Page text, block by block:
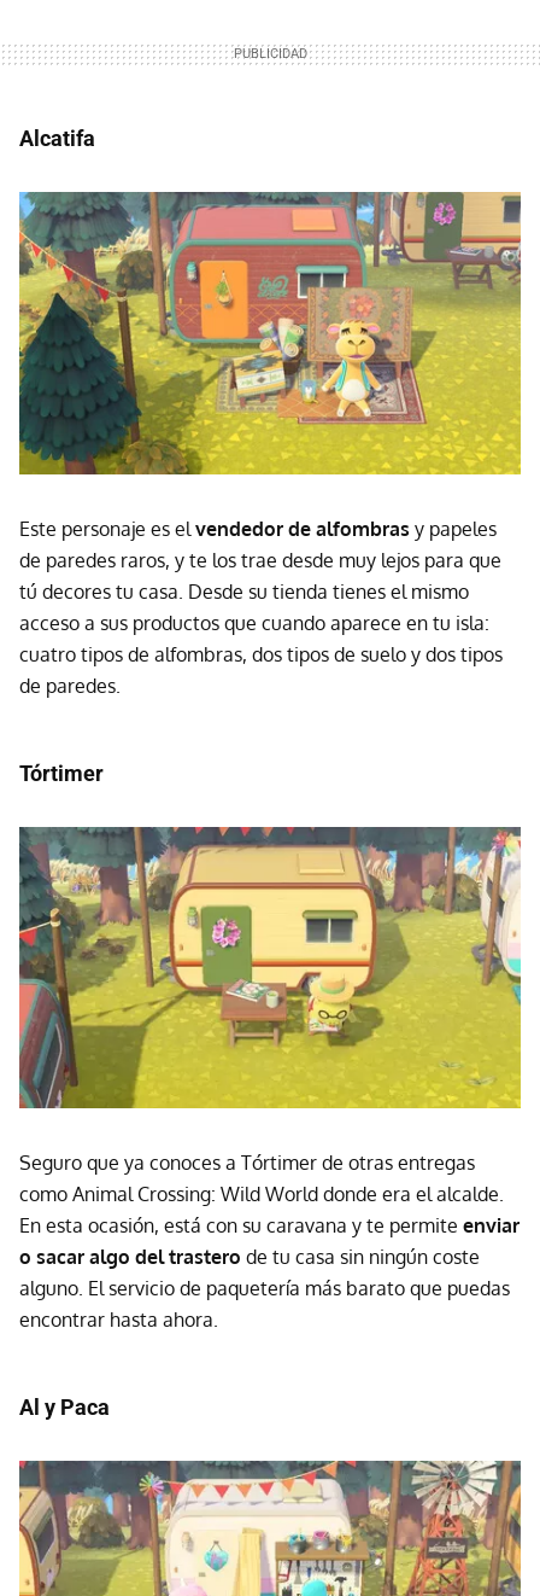
Alcatifa
Este personaje es el vendedor de alfombras y papeles
de paredes raros, y te los trae desde muy lejos para que
tú decores tu casa. Desde su tienda tienes el mismo
acceso a sus productos que cuando aparece en tu isla:
cuatro tipos de alfombras, dos tipos de suelo y dos tipos
de paredes.
Tórtimer
Seguro que ya conoces a Tórtimer de otras entregas
como Animal Crossing: Wild World donde era el alcalde.
En esta ocasión, está con su caravana y te permite enviar
o sacar algo del trastero de tu casa sin ningún coste
alguno. El servicio de paquetería más barato que puedas
encontrar hasta ahora.
Al y Paca